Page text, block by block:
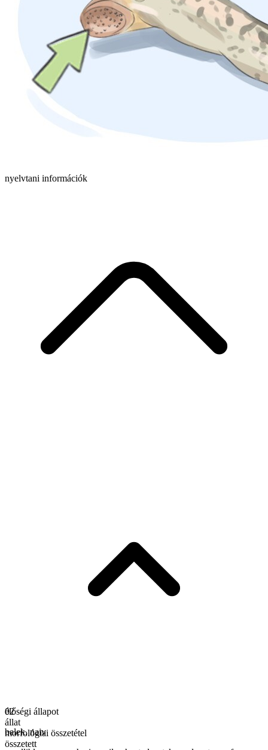
nyelvtani információk
élőségi állapot
állat
morfológiai összetétel
összetett
02
balek,naiv